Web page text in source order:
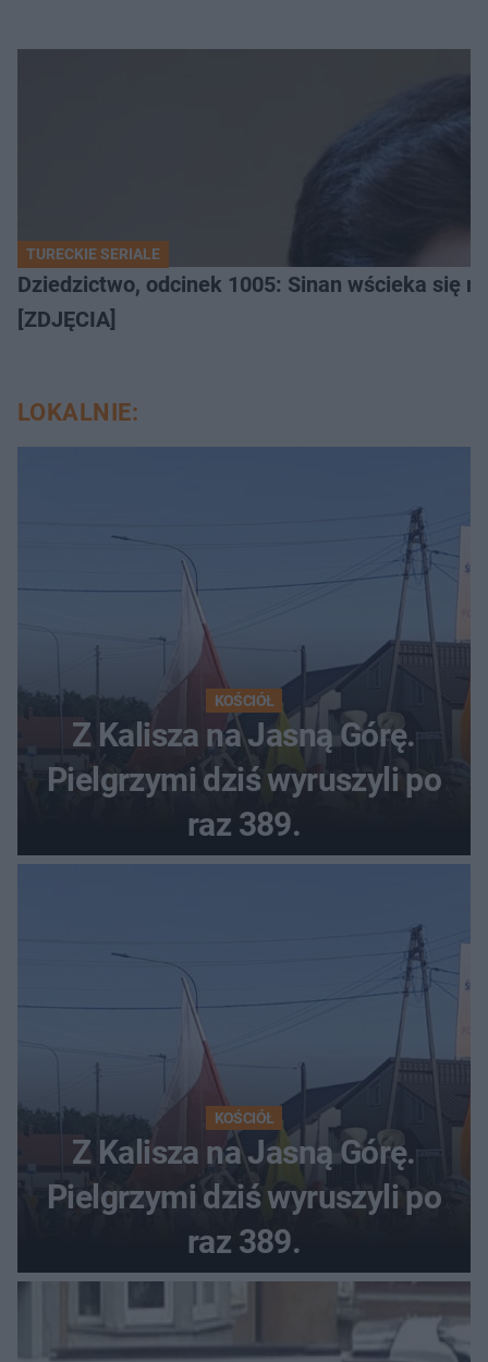
TURECKIE SERIALE
Dziedzictwo, odcinek 1005: Sinan wścieka się
[ZDJĘCIA]
LOKALNIE:
KOŚCIÓŁ
Z Kalisza na Jasną Górę.
Pielgrzymi dziś wyruszyli po
raz 389.
KOŚCIÓŁ
Z Kalisza na Jasną Górę.
Pielgrzymi dziś wyruszyli po
raz 389.